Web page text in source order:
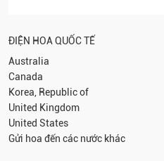
ĐIỆN HOA QUỐC TẾ
Australia
Canada
Korea, Republic of
United Kingdom
United States
Gửi hoa đến các nước khác